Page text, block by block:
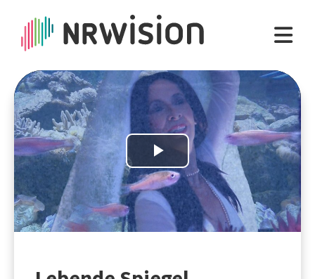
Play
Video